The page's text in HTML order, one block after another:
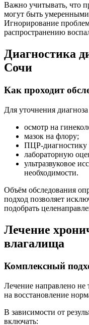
Важно учитывать, что
могут быть
Игнорирование
распространению
Диагностика
Сочи
Как проходит
Для уточнения
осмотр на
мазок на флору;
ПЦР-диагностику
лабораторную
ультразвуковое
необходимости.
Объём обследования
подход позволяет
подобрать
Лечение
влагалища
Комплексный
Лечение направлено не
на восстановление
В зависимости от
включать: